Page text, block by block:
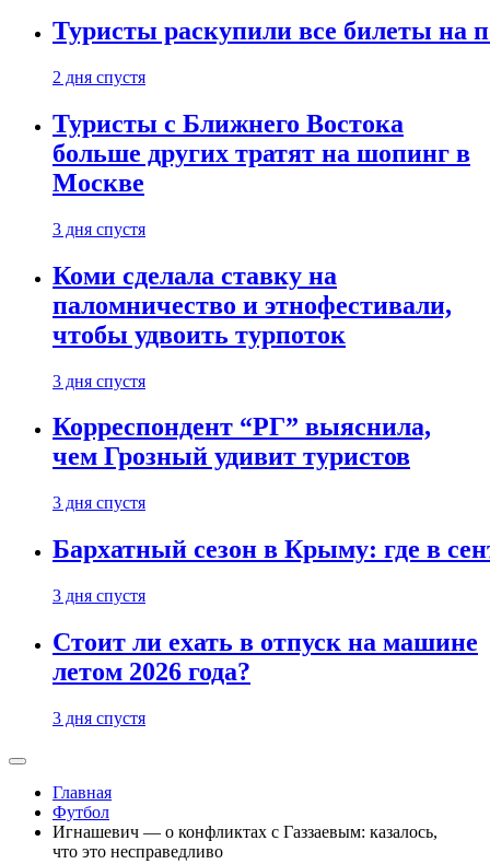
Туристы раскупили все билеты на
2 дня спустя
Туристы с Ближнего Востока
больше других тратят на шопинг в
Москве
3 дня спустя
Коми сделала ставку на
паломничество и этнофестивали,
чтобы удвоить турпоток
3 дня спустя
Корреспондент “РГ” выяснила,
чем Грозный удивит туристов
3 дня спустя
Бархатный сезон в Крыму: где в
3 дня спустя
Стоит ли ехать в отпуск на машине
летом 2026 года?
3 дня спустя
Главная
Футбол
Игнашевич — о конфликтах с Газзаевым: казалось,
что это несправедливо